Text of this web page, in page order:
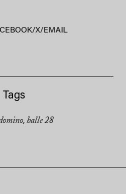
/X/ EMAIL
Tags
, halle 28